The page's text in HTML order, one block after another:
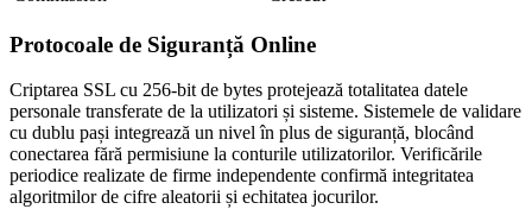
Protocoale de Siguranță Online
Criptarea SSL cu 256-bit de bytes protejează totalitatea datele
personale transferate de la utilizatori și sisteme. Sistemele de validare
cu dublu pași integrează un nivel în plus de siguranță, blocând
conectarea fără permisiune la conturile utilizatorilor. Verificările
periodice realizate de firme independente confirmă integritatea
algoritmilor de cifre aleatorii și echitatea jocurilor.